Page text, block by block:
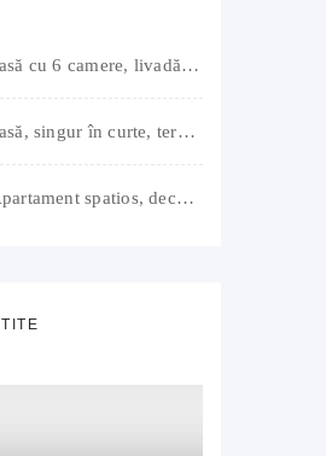
De vânzare: casă cu 6 camere, livadă, 3 199 mp, Girișul Negru, Bihor, 42 000 Euro. Comision 0.
De vânzare: casă, singur în curte, teren 500 mp, Muntele Găina, Oradea. 157.000 € (negociabil). Comision 0.
De vanzare: Apartament spatios, decomandat, bine compartimentat, 3 camere, 2 bai, bucatarie, suprafață utilă de 64 mp + 3 balcoane (11 mp), strada Barierei, zona Dragos Voda Oradea. 89 500 E (neg). Comision 0